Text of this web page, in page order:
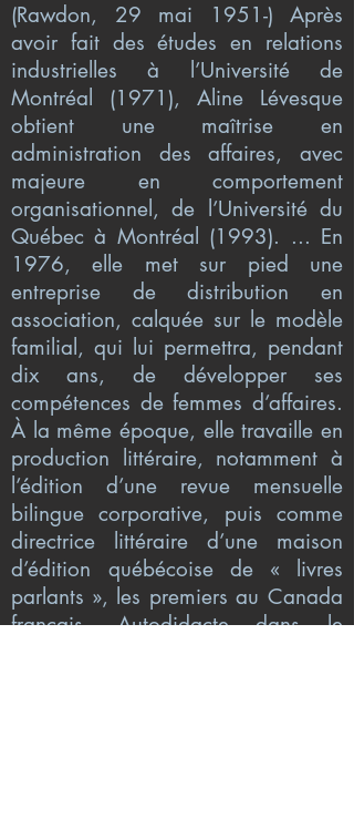
(Rawdon, 29 mai 1951-) Après
avoir fait des études en relations
industrielles à l’Université de
Montréal (1971), Aline Lévesque
obtient une maîtrise en
administration des affaires, avec
majeure en comportement
organisationnel, de l’Université du
Québec à Montréal (1993). ... En
1976, elle met sur pied une
entreprise de distribution en
association, calquée sur le modèle
familial, qui lui permettra, pendant
dix ans, de développer ses
compétences de femmes d’affaires.
À la même époque, elle travaille en
production littéraire, notamment à
l’édition d’une revue mensuelle
bilingue corporative, puis comme
directrice littéraire d’une maison
d’édition québécoise de « livres
parlants », les premiers au Canada
français. Autodidacte dans le